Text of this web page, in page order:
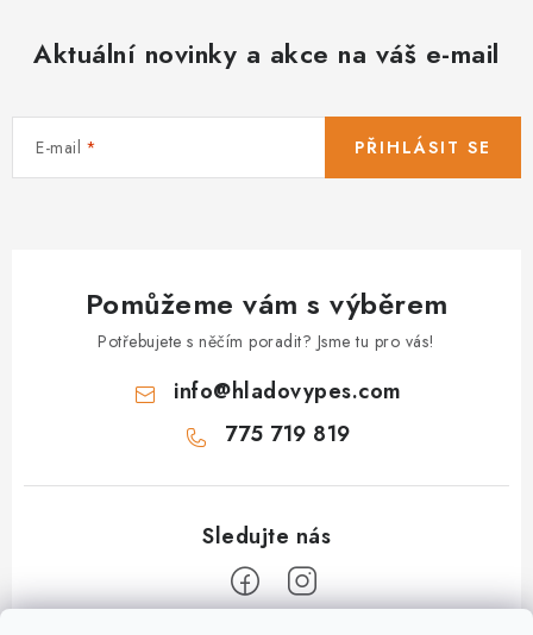
Aktuální novinky a akce na váš e-mail
E-mail PŘIHLÁSIT SE
Pomůžeme vám s výběrem
Potřebujete s něčím poradit? Jsme tu pro vás!
info@hladovypes.com
775 719 819